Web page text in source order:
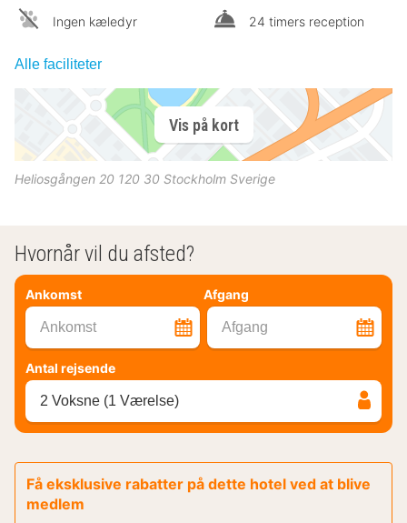
Ingen kæledyr
24 timers reception
Alle faciliteter
Vis på kort
Heliosgången 20 120 30 Stockholm Sverige
Hvornår vil du afsted?
Ankomst Afgang
Ankomst Afgang
Antal rejsende
2 Voksne (1 Værelse)
Få eksklusive rabatter på dette hotel ved at blive
medlem